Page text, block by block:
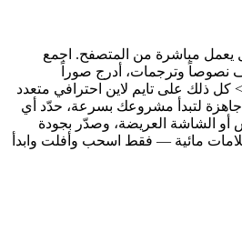
يعمل مباشرة من المتصفح. اجمع
نصوصاً وترجمات، أدرج صوراً
ذلك على تايم لاين احترافي متعدد
لتبدأ مشروعك بسرعة، حدّد أي
الشاشة العريضة، وصدّر بجودة
مائية — فقط اسحب وأفلت وابدأ